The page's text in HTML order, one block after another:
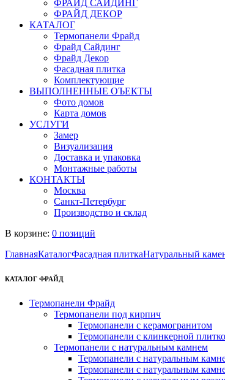
ФРАЙД САЙДИНГ
ФРАЙД ДЕКОР
КАТАЛОГ
Термопанели Фрайд
Фрайд Сайдинг
Фрайд Декор
Фасадная плитка
Комплектующие
ВЫПОЛНЕННЫЕ ОЪЕКТЫ
Фото домов
Карта домов
УСЛУГИ
Замер
Визуализация
Доставка и упаковка
Монтажные работы
КОНТАКТЫ
Москва
Санкт-Петербург
Производство и склад
В корзине: 0 позиций
ГлавнаяКаталогФасадная плиткаНатуральный
КАТАЛОГ ФРАЙД
Термопанели Фрайд
Термопанели под кирпич
Термопанели с керамогранитом
Термопанели с клинкерной
Термопанели с натуральным камнем
Термопанели с натуральным
Термопанели с натуральным